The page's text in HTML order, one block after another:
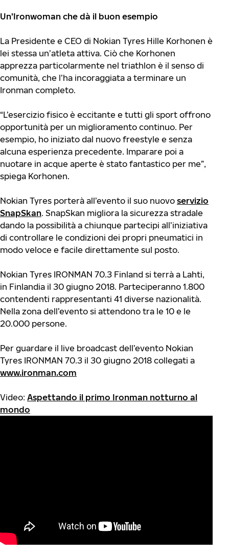
Un’Ironwoman che dà il buon esempio
La Presidente e CEO di Nokian Tyres Hille Korhonen è
lei stessa un’atleta attiva. Ciò che Korhonen
apprezza particolarmente nel triathlon è il senso di
comunità, che l’ha incoraggiata a terminare un
Ironman completo.
“L’esercizio fisico è eccitante e tutti gli sport offrono
opportunità per un miglioramento continuo. Per
esempio, ho iniziato dal nuovo freestyle e senza
alcuna esperienza precedente. Imparare poi a
nuotare in acque aperte è stato fantastico per me”,
spiega Korhonen.
Nokian Tyres porterà all’evento il suo nuovo servizio
SnapSkan. SnapSkan migliora la sicurezza stradale
dando la possibilità a chiunque partecipi all’iniziativa
di controllare le condizioni dei propri pneumatici in
modo veloce e facile direttamente sul posto.
Nokian Tyres IRONMAN 70.3 Finland si terrà a Lahti,
in Finlandia il 30 giugno 2018. Parteciperanno 1.800
contendenti rappresentanti 41 diverse nazionalità.
Nella zona dell’evento si attendono tra le 10 e le
20.000 persone.
Per guardare il live broadcast dell’evento Nokian
Tyres IRONMAN 70.3 il 30 giugno 2018 collegati a
www.ironman.com
Video: Aspettando il primo Ironman notturno al
mondo